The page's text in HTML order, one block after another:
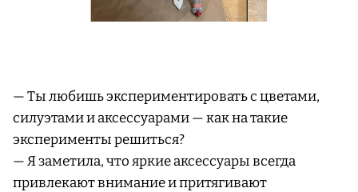
— Ты любишь экспериментировать с цветами,
силуэтами и аксессуарами — как на такие
эксперименты решиться?
— Я заметила, что яркие аксессуары всегда
привлекают внимание и притягивают